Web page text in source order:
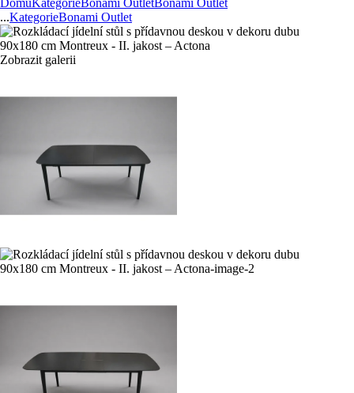
DomůKategorieBonami OutletBonami Outlet
...KategorieBonami Outlet
Zobrazit galerii